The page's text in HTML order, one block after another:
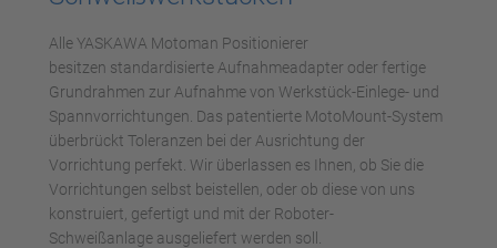
Management Platform
Alle YASKAWA Motoman Positionierer
besitzen standardisierte Aufnahmeadapter oder fertige
Grundrahmen zur Aufnahme von Werkstück-Einlege- und
Spannvorrichtungen. Das patentierte MotoMount-System
überbrückt Toleranzen bei der Ausrichtung der
Vorrichtung perfekt. Wir überlassen es Ihnen, ob Sie die
Vorrichtungen selbst beistellen, oder ob diese von uns
konstruiert, gefertigt und mit der Roboter-
Schweißanlage ausgeliefert werden soll.